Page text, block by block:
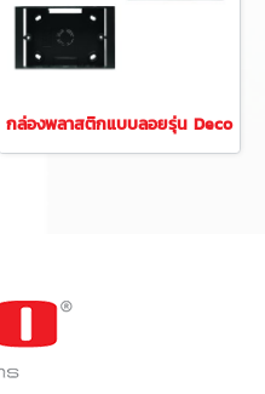
กล่องพลาสติกแบบลอยรุ่น Deco